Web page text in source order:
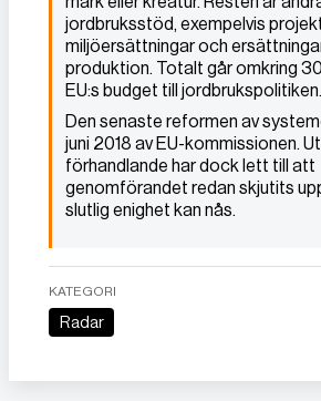
jordbruksstöd, exempelvis
miljöersättningar och
produktion. Totalt går omkring
EU:s budget till jordbrukspolitiken.
Den senaste reformen av
juni 2018 av EU-kommissionen.
förhandlande har dock lett till att
genomförandet redan skjutits
slutlig enighet kan nås.
KATEGORI
Radar